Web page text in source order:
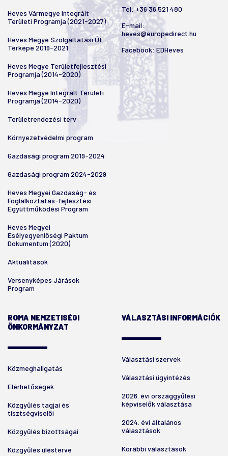
Heves Vármegye Integrált
Területi Programja (2021-2027)
Heves Megye Szolgáltatási Út
Térképe 2019-2021
Heves Megye Területfejlesztési
Programja (2014-2020)
Heves Megye Integrált Területi
Programja (2014-2020)
Területrendezési terv
Környezetvédelmi program
Gazdasági program 2019-2024
Gazdasági program 2024-2029
Heves Megyei Gazdaság- és
Foglalkoztatás-fejlesztési
Együttműködési Program
Heves Megyei
Esélyegyenlőségi Paktum
Dokumentum (2020)
Aktualitások
Versenyképes Járások
Program
Tel:+36 36 521 480
E-mail:
heves@europedirect.hu
Facebook: EDHeves
ROMA NEMZETISÉGI
ÖNKORMÁNYZAT
Közmeghallgatás
Elérhetőségek
Közgyűlés tagjai és
tisztségviselői
Közgyűlés bizottságai
Közgyűlés ülésterve
VÁLASZTÁSI INFORMÁCIÓK
Választási szervek
Választási ügyintézés
2026. évi országgyűlési
képviselők választása
2024. évi általános
választások
Korábbi választások